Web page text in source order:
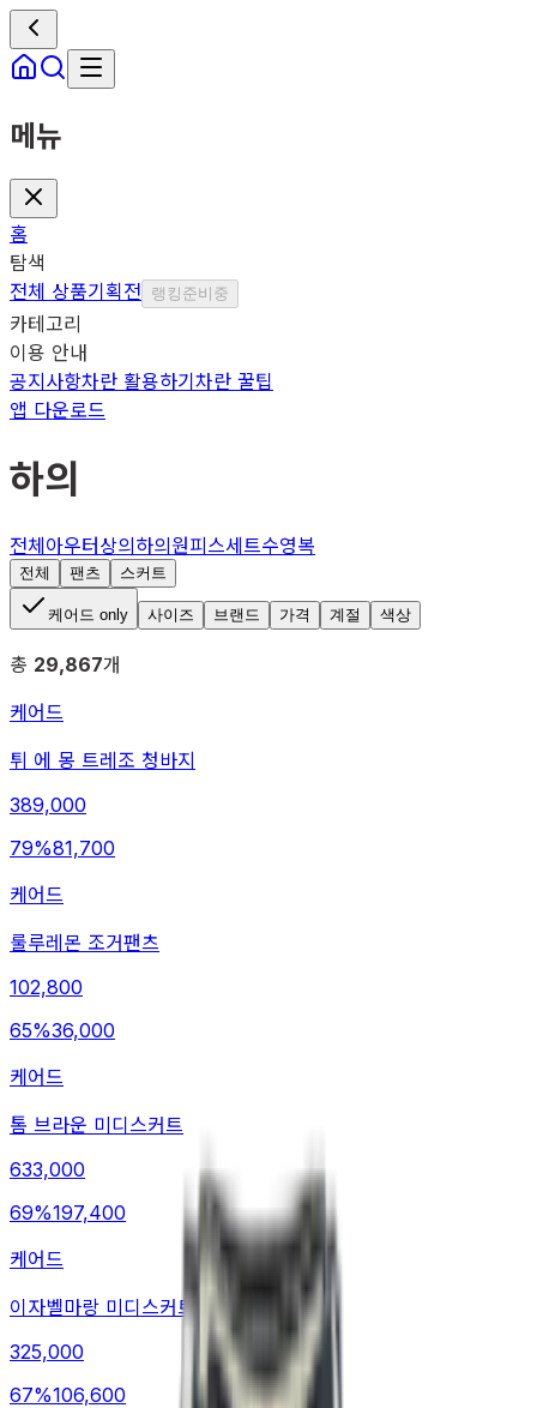
메뉴
홈
탐색
전체 상품기획전 랭킹 준비중
카테고리
이용 안내
공지사항차란 활용하기차란 꿀팁
앱 다운로드
하의
전체아우터상의하의원피스세트수영복
전체 팬츠 스커트
케어드 only 사이즈 브랜드 가격 계절 색상
총 29,867개
케어드
튀 에 몽 트레조 청바지
389,000
79%81,700
케어드
룰루레몬 조거팬츠
102,800
65%36,000
케어드
톰 브라운 미디스커트
633,000
69%197,400
케어드
이자벨마랑 미디스커트
325,000
67%106,600